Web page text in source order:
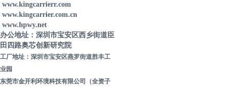
复合管工作架
货架
二次元仪器
吸嘴清洗机
www.kingcarrierr.com
www.kingcarrier.com.cn
www.hpwy.net
办公地址：深圳市宝安区西乡街道臣
田四路奥芯创新研究院
工厂地址：深圳市宝安区燕罗街道胜丰工
业园
东莞市金开利环境科技有限公司（全资子